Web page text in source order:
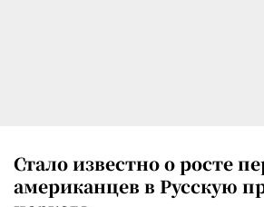
Стало известно о росте
американцев в Русскую